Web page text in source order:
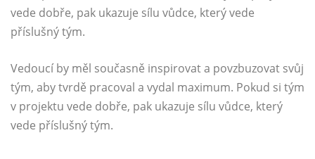
vede dobře, pak ukazuje sílu vůdce, který vede
příslušný tým.
Vedoucí by měl současně inspirovat a povzbuzovat svůj
tým, aby tvrdě pracoval a vydal maximum. Pokud si tým
v projektu vede dobře, pak ukazuje sílu vůdce, který
vede příslušný tým.